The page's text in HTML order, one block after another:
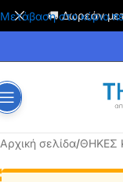
Μετάβαση στο κύριο
🚚 Δωρεάν
Αρχική σελίδα/ΘΗΚΕΣ